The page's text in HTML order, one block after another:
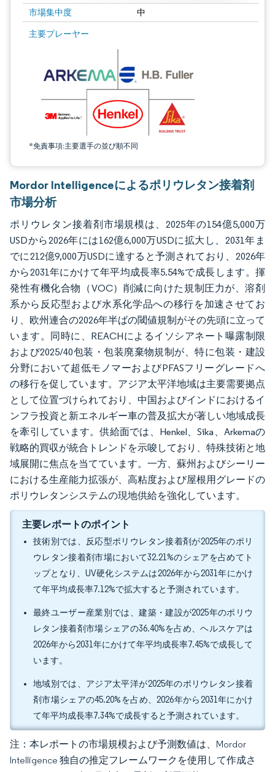
市場集中度 中
主要プレーヤー
*免責事項:主要選手の並び順不同
画像 © Mordor Intelligence。再利用にはCC BY 4.0の表示が必要です。
Mordor Intelligenceによるポリウレタン接着剤
市場分析
ポリウレタン接着剤市場規模は、2025年の154億5,000万
USDから2026年には162億6,000万USDに拡大し、2031年ま
でに212億9,000万USDに達すると予測されており、2026年
から2031年にかけて年平均成長率5.54%で成長します。揮
発性有機化合物（VOC）削減に向けた規制圧力が、溶剤
系から反応型および水系化学品への移行を加速させてお
り、欧州連合の2026年半ばの閾値規制がその先頭に立って
います。同時に、REACHによるイソシアネート曝露制限
および2025/40包装・包装廃棄物規制が、特に包装・建設
分野において超低モノマーおよびPFASフリーグレードへ
の移行を促しています。アジア太平洋地域は主要需要拠点
として位置づけられており、中国およびインドにおけるイ
ンフラ投資と新エネルギー車の普及拡大が著しい地域成長
を牽引しています。供給面では、Henkel、Sika、Arkemaの
戦略的買収が統合トレンドを示唆しており、特殊技術と地
域展開に焦点を当てています。一方、蘇州およびシーリー
における生産能力拡張が、高粘度および屋根用グレードの
ポリウレタンシステムの現地供給を強化しています。
主要レポートのポイント
技術別では、反応型ポリウレタン接着剤が2025年のポリ
ウレタン接着剤市場において32.21%のシェアを占めてト
ップとなり、UV硬化システムは2026年から2031年にかけ
て年平均成長率7.12%で拡大すると予測されています。
最終ユーザー産業別では、建築・建設が2025年のポリウ
レタン接着剤市場シェアの36.40%を占め、ヘルスケアは
2026年から2031年にかけて年平均成長率7.45%で成長して
います。
地域別では、アジア太平洋が2025年のポリウレタン接着
剤市場シェアの45.20%を占め、2026年から2031年にかけ
て年平均成長率7.34%で成長すると予測されています。
注：本レポートの市場規模および予測数値は、Mordor
Intelligence 独自の推定フレームワークを使用して作成さ